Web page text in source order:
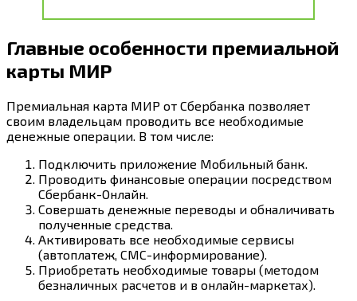
Главные особенности премиальной
карты МИР
Премиальная карта МИР от Сбербанка позволяет
своим владельцам проводить все необходимые
денежные операции. В том числе:
Подключить приложение Мобильный банк.
Проводить финансовые операции посредством
Сбербанк-Онлайн.
Совершать денежные переводы и обналичивать
полученные средства.
Активировать все необходимые сервисы
(автоплатеж, СМС-информирование).
Приобретать необходимые товары (методом
безналичных расчетов и в онлайн-маркетах).